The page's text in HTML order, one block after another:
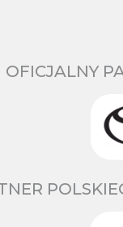
OFICJALNY